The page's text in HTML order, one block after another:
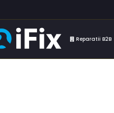
Reparatii B2B